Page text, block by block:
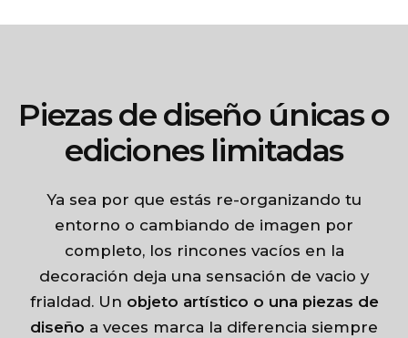
Piezas de diseño únicas o
ediciones limitadas
Ya sea por que estás re-organizando tu
entorno o cambiando de imagen por
completo, los rincones vacíos en la
decoración deja una sensación de vacio y
frialdad. Un objeto artístico o una piezas de
diseño a veces marca la diferencia siempre